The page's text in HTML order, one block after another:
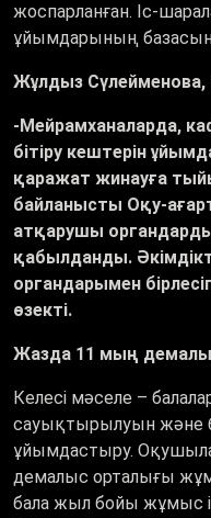
жоспарланған. Іс-
ұйымдарының
Жұлдыз Сүлейменова,
-Мейрамханаларда,
бітіру кештерін
қаражат жинауға
байланысты Оқу-
атқарушы
қабылданды.
органдарымен
өзекті.
Жазда 11 мың
Келесі мәселе –
сауықтырылуын және
ұйымдастыру.
демалыс орталығы
бала жыл бойы жұмыс